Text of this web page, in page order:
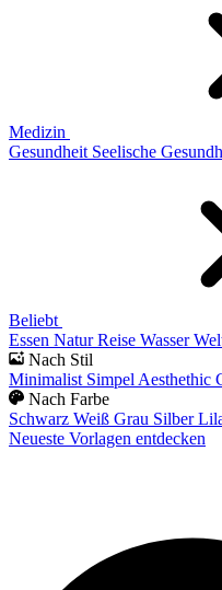
Medizin
Gesundheit Seelische
Beliebt
Essen Natur Reise Wasser
Nach Stil
Minimalist Simpel Aesthethic
Nach Farbe
Schwarz Weiß Grau Silber
Neueste Vorlagen entdecken